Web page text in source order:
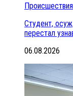
Происшествия
Студент,
перестал
06.08.2026